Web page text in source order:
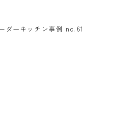
ダーキッチン事例 no.61